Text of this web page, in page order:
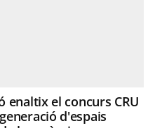
enaltix el concurs CRU
d'espais